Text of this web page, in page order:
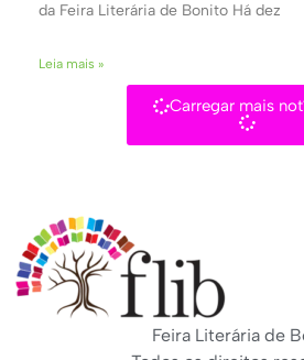
da Feira Literária de Bonito Há dez
Leia mais »
Carregar mais
Feira Literária de